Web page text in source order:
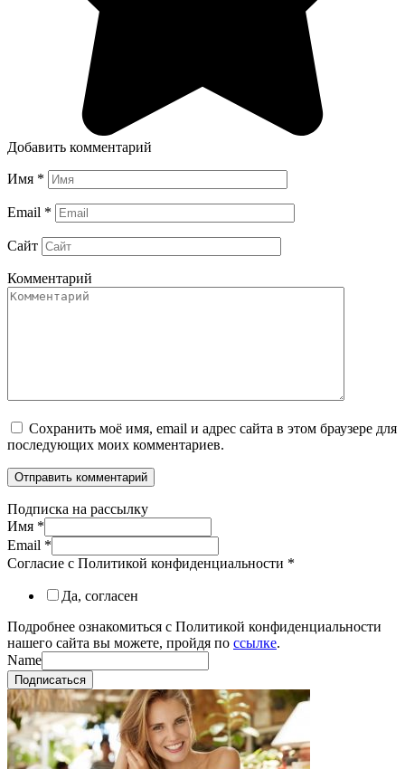
Добавить комментарий
Имя *
Email *
Сайт
Комментарий
Сохранить моё имя, email и адрес сайта в этом браузере для
последующих моих комментариев.
Подписка на рассылку
Имя *
Email *
Согласие с Политикой конфиденциальности *
Да, согласен
Подробнее ознакомиться с Политикой конфиденциальности
нашего сайта вы можете, пройдя по ссылке.
Name
Подписаться